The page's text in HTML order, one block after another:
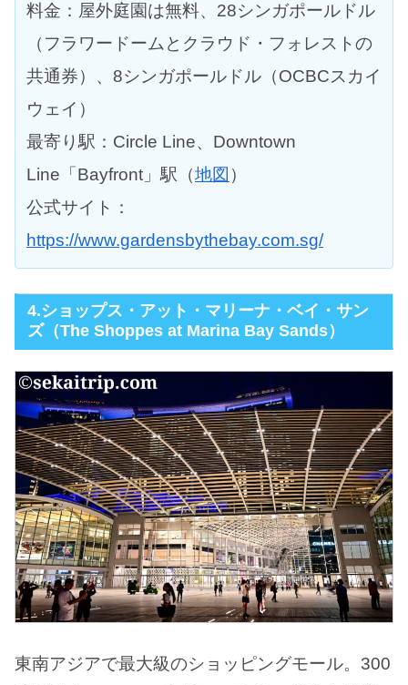
料金：屋外庭園は無料、28シンガポールドル
（フラワードームとクラウド・フォレストの
共通券）、8シンガポールドル（OCBCスカイ
ウェイ）
最寄り駅：Circle Line、Downtown
Line「Bayfront」駅（地図 ）
公式サイト：
https://www.gardensbythebay.com.sg/
4.ショップス・アット・マリーナ・ベイ・サン
ズ（The Shoppes at Marina Bay Sands）
東南アジアで最大級のショッピングモール。300